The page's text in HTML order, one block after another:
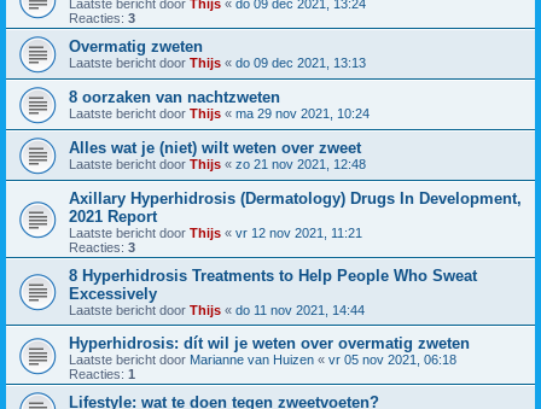
Laatste bericht door Thijs « do 09 dec 2021, 13:24
Reacties: 3
Overmatig zweten
Laatste bericht door Thijs « do 09 dec 2021, 13:13
8 oorzaken van nachtzweten
Laatste bericht door Thijs « ma 29 nov 2021, 10:24
Alles wat je (niet) wilt weten over zweet
Laatste bericht door Thijs « zo 21 nov 2021, 12:48
Axillary Hyperhidrosis (Dermatology) Drugs In Development,
2021 Report
Laatste bericht door Thijs « vr 12 nov 2021, 11:21
Reacties: 3
8 Hyperhidrosis Treatments to Help People Who Sweat
Excessively
Laatste bericht door Thijs « do 11 nov 2021, 14:44
Hyperhidrosis: dít wil je weten over overmatig zweten
Laatste bericht door Marianne van Huizen « vr 05 nov 2021, 06:18
Reacties: 1
Lifestyle: wat te doen tegen zweetvoeten?